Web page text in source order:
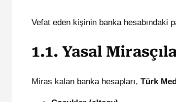
Vefat eden kişinin banka hesabındaki
1.1. Yasal
Miras kalan banka hesapları, Türk